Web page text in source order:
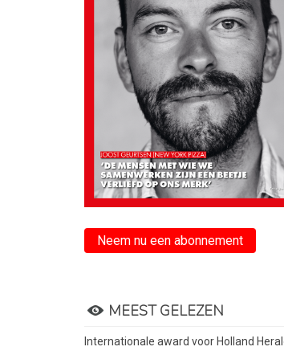
Neem nu een abonnement
MEEST GELEZEN
Internationale award voor Holland